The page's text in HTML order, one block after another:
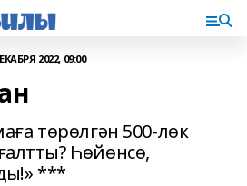
2022, 09:00
төрөлгән 500-лөк
Һө­йөн­сө,
***